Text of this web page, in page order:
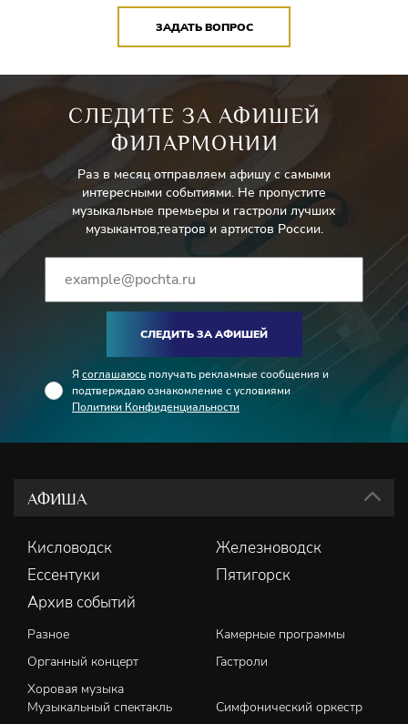
ЗАДАТЬ ВОПРОС
СЛЕДИТЕ ЗА АФИШЕЙ
ФИЛАРМОНИИ
Раз в месяц отправляем афишу с самыми
интересными событиями. Не пропустите
музыкальные премьеры и гастроли лучших
музыкантов,театров и артистов России.
СЛЕДИТЬ ЗА АФИШЕЙ
Я соглашаюсь получать рекламные сообщения и
подтверждаю ознакомление с условиями
Политики Конфиденциальности
АФИША
Кисловодск
Железноводск
Ессентуки
Пятигорск
Архив событий
Разное
Камерные программы
Органный концерт
Гастроли
Хоровая музыка
Музыкальный спектакль
Симфонический оркестр